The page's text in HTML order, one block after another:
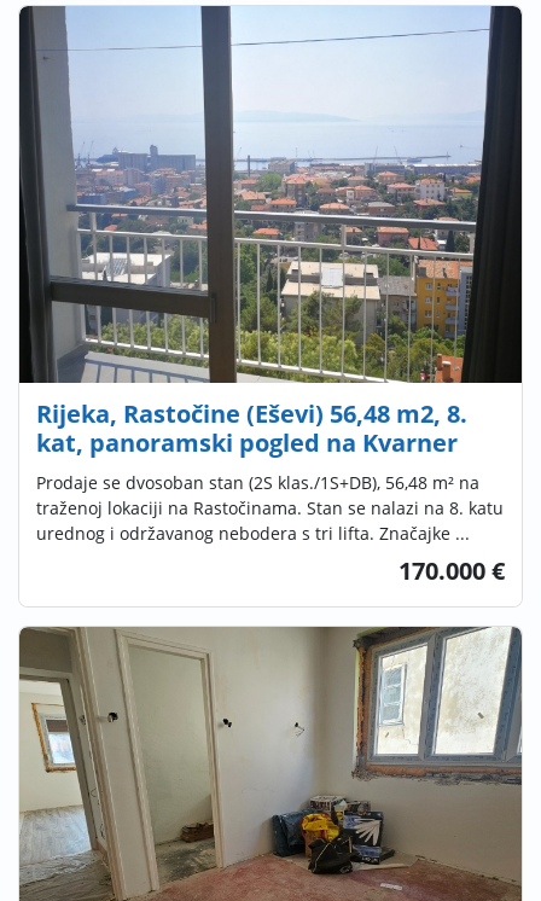
Rijeka, Rastočine (Eševi) 56,48 m2, 8.
kat, panoramski pogled na Kvarner
Prodaje se dvosoban stan (2S klas./1S+DB), 56,48 m² na
traženoj lokaciji na Rastočinama. Stan se nalazi na 8. katu
urednog i održavanog nebodera s tri lifta. Značajke ...
170.000 €